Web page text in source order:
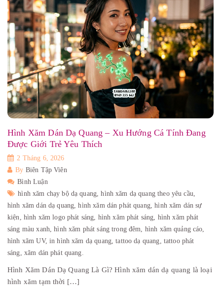
Hình Xăm Dán Dạ Quang – Xu Hướng Cá Tính Đang
Được Giới Trẻ Yêu Thích
2 Tháng 6, 2026
By Biên Tập Viên
Bình Luận
hình xăm chạy bộ dạ quang,hình xăm dạ quang theo yêu cầu,
hình xăm dán dạ quang,hình xăm dán phát quang,hình xăm dán sự
kiện, hình xăm logo phát sáng, hình xăm phát sáng, hình xăm phát
sáng màu xanh,hình xăm phát sáng trong đêm, hình xăm quảng cáo,
hình xăm UV, in hình xăm dạ quang,tattoo dạ quang, tattoo phát
sáng, xăm dán phát quang.
Hình Xăm Dán Dạ Quang Là Gì? Hình xăm dán dạ quang là loại
hình xăm tạm thời […]